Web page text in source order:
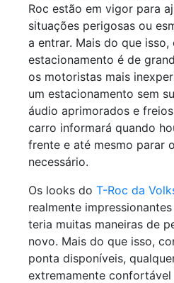
Roc estão em vigor para
situações perigosas ou
a entrar. Mais do que
estacionamento é de
os motoristas mais
um estacionamento sem
áudio aprimorados e
carro informará quando
frente e até mesmo parar
necessário.
Os looks do T-Roc da
realmente
teria muitas maneiras de
novo. Mais do que isso,
ponta disponíveis,
extremamente